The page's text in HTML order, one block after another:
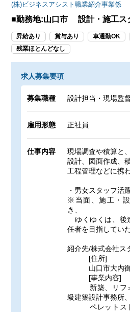
(株)ビジネスアシスト職業紹介事業係
■勤務地:山口市 設計・施工ス
昇給あり 賞与あり 車通勤OK
残業ほとんどなし
求人募集要項
募集職種 設計担当・現場監
雇用形態 正社員
仕事内容
現場調査や積算と
設計、図面作成、
工程管理などに携
・男女スタッフ活
※当面、施工・
き、
ゆくゆくは、後
任者を目指してい
紹介先/株式会社ス
[住所]
山口市大内御
[事業内容]
新築、リフォ
級建築設計事務所、
ペレットスト